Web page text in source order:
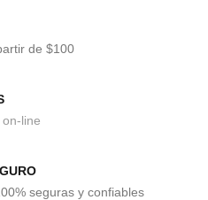
de $100
line
seguras y confiables